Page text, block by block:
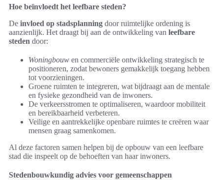
Hoe beïnvloedt het leefbare steden?
De invloed op stadsplanning door ruimtelijke ordening is
aanzienlijk. Het draagt bij aan de ontwikkeling van leefbare
steden door:
Woningbouw en commerciële ontwikkeling strategisch te
positioneren, zodat bewoners gemakkelijk toegang hebben
tot voorzieningen.
Groene ruimten te integreren, wat bijdraagt aan de mentale
en fysieke gezondheid van de inwoners.
De verkeersstromen te optimaliseren, waardoor mobiliteit
en bereikbaarheid verbeteren.
Veilige en aantrekkelijke openbare ruimtes te creëren waar
mensen graag samenkomen.
Al deze factoren samen helpen bij de opbouw van een leefbare
stad die inspeelt op de behoeften van haar inwoners.
Stedenbouwkundig advies voor gemeenschappen